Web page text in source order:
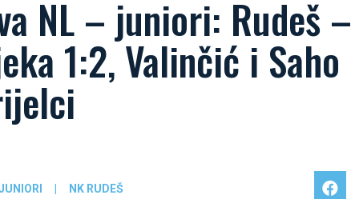
NL – juniori: Rudeš –
1:2, Valinčić i Saho
NK RUDEŠ